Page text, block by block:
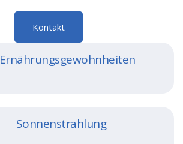
Kontakt
Ernährungsgewohnheiten
Sonnenstrahlung